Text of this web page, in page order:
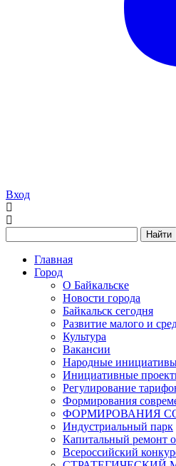
Вход
Найти
Главная
Город
О Байкальске
Новости города
Байкальск сегодня
Развитие малого и
Культура
Вакансии
Народные
Инициативные
Регулирование
Формирования
ФОРМИРОВАНИЯ
Индустриальный парк
Капитальный ремонт
Всероссийский